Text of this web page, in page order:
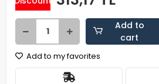
Add to
cart
Add to my favorites